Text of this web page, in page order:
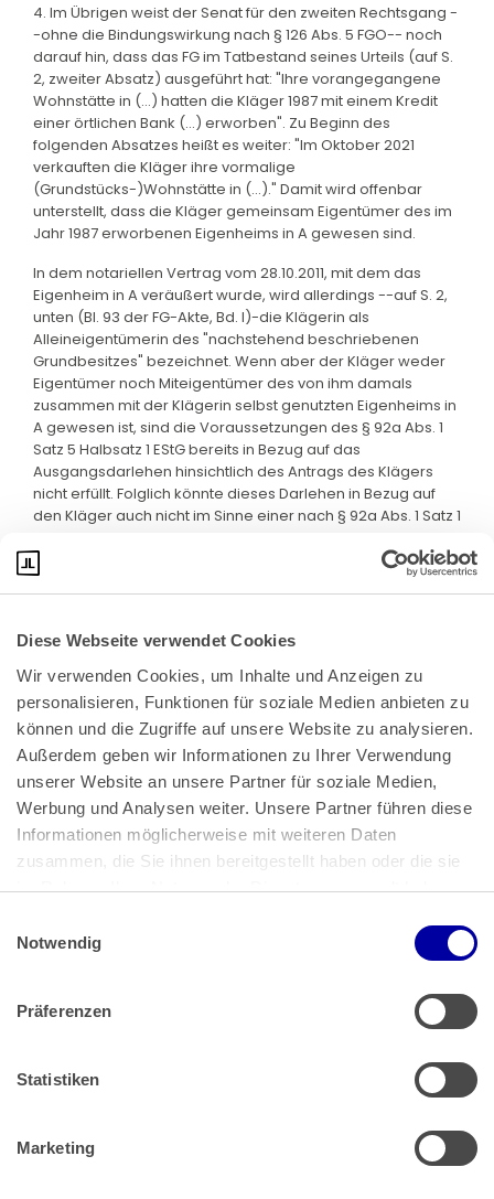
Diese Webseite verwendet Cookies
Wir verwenden Cookies, um Inhalte und Anzeigen zu
personalisieren, Funktionen für soziale Medien anbieten zu
können und die Zugriffe auf unsere Website zu analysieren.
Außerdem geben wir Informationen zu Ihrer Verwendung
unserer Website an unsere Partner für soziale Medien,
Werbung und Analysen weiter. Unsere Partner führen diese
Informationen möglicherweise mit weiteren Daten
zusammen, die Sie ihnen bereitgestellt haben oder die sie
im Rahmen Ihrer Nutzung der Dienste gesammelt haben.
Impressum
Notwendig
Präferenzen
Statistiken
Marketing
4. Im Übrigen weist der Senat für den zweiten Rechtsgang -
-ohne die Bindungswirkung nach § 126 Abs. 5 FGO-- noch
darauf hin, dass das FG im Tatbestand seines Urteils (auf S.
2, zweiter Absatz) ausgeführt hat: "Ihre vorangegangene
Wohnstätte in (...) hatten die Kläger 1987 mit einem Kredit
einer örtlichen Bank (...) erworben". Zu Beginn des
folgenden Absatzes heißt es weiter: "Im Oktober 2021
verkauften die Kläger ihre vormalige
(Grundstücks-)Wohnstätte in (...)." Damit wird offenbar
unterstellt, dass die Kläger gemeinsam Eigentümer des im
Jahr 1987 erworbenen Eigenheims in A gewesen sind.
In dem notariellen Vertrag vom 28.10.2011, mit dem das
Eigenheim in A veräußert wurde, wird allerdings --auf S. 2,
unten (Bl. 93 der FG-Akte, Bd. I)-die Klägerin als
Alleineigentümerin des "nachstehend beschriebenen
Grundbesitzes" bezeichnet. Wenn aber der Kläger weder
Eigentümer noch Miteigentümer des von ihm damals
zusammen mit der Klägerin selbst genutzten Eigenheims in
A gewesen ist, sind die Voraussetzungen des § 92a Abs. 1
Satz 5 Halbsatz 1 EStG bereits in Bezug auf das
Ausgangsdarlehen hinsichtlich des Antrags des Klägers
nicht erfüllt. Folglich könnte dieses Darlehen in Bezug auf
den Kläger auch nicht im Sinne einer nach § 92a Abs. 1 Satz 1
Bundeskanzlerplatz 2
53113 Bonn
Pressemitteilungen|AGB
Impressum|Datenschutz
Muster Widerrufsformular (PDF)
Barrierefreiheit